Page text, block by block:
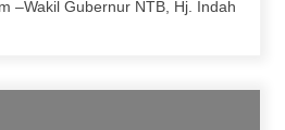
–Wakil Gubernur NTB, Hj. Indah